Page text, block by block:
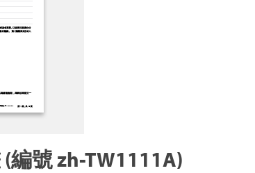
編號 zh-TW1111A)